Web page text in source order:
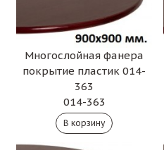
Многослойная фанера
покрытие пластик 014-
363
014-363